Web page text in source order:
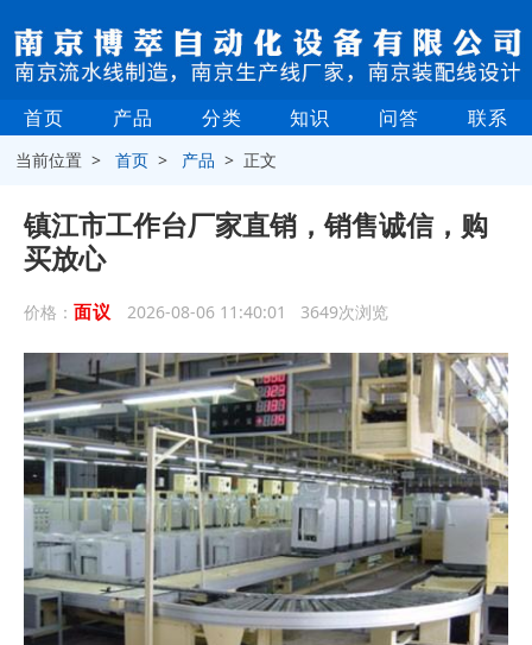
首页 产品 分类 知识 问答 联系
当前位置 >首页 > 产品 > 正文
镇江市工作台厂家直销，销售诚信，购
买放心
价格： 面议 2026-08-06 11:40:01 3649次浏览